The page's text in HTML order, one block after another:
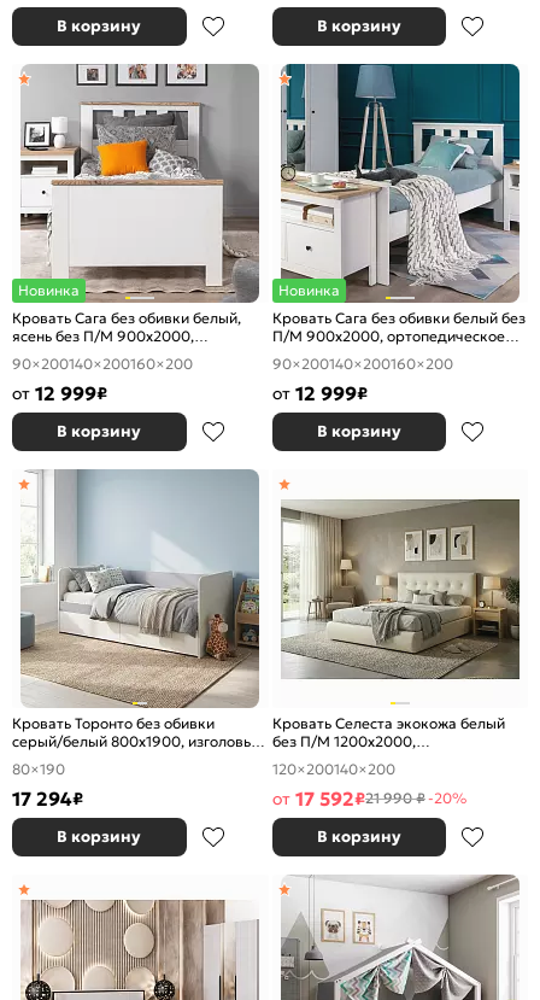
В корзину В корзину
Новинка
Кровать Сага без обивки белый,
ясень без П/М 900x2000,
ортопедическое основание,
изголовье жесткое
90×200140×200160×200
от 12 999₽
В корзину
Новинка
Кровать Сага без обивки белый без
П/М 900x2000, ортопедическое
основание, изголовье жесткое
90×200140×200160×200
от 12 999₽
В корзину
Кровать Торонто без обивки
серый/белый 800x1900, изголовье
жесткое
80×190
17 294₽
В корзину
Кровать Селеста экокожа белый
без П/М 1200x2000,
ортопедическое основание,
изголовье мягкое
120×200140×200
от 17 592₽21 990 ₽-20%
В корзину